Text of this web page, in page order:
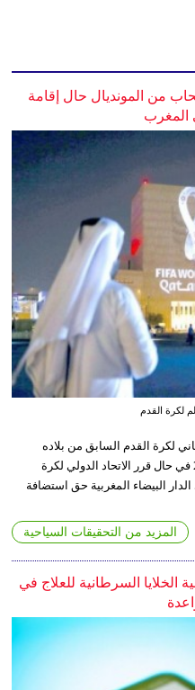
من المونديال حال إقامة
المغرب
لكرة القدم
لكرة القدم السابق من بلاده
الانسحاب من استضافة كأس العالم 2030 في حال قرر الاتحاد الدولي لكرة
البيضاء المغربية حق استضافة
المزيد من التحقيقات السياحية
السرطانية للعلاج في